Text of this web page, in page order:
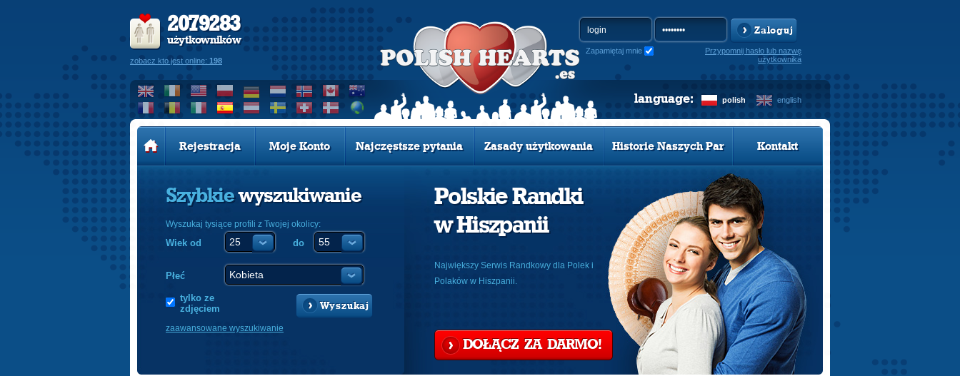
2079283
użytkowników
zobacz kto jest online: 198
Zaloguj
Zapamiętaj mnie
Przypomnij hasło lub nazwę
użytkownika
polish english
language:
Rejestracja Moje Konto Najczęstsze pytania Zasady użytkowania Historie Naszych Par Kontakt
Szybkiewyszukiwanie
Wyszukaj tysiące profili z Twojej okolicy:
Wiek od do
Płeć
tylko ze
zdjęciem
Wyszukaj
zaawansowane wyszukiwanie
Polskie Randki
w Hiszpanii
Największy Serwis Randkowy dla Polek i
Polaków w Hiszpanii.
DOŁĄCZ ZA DARMO!